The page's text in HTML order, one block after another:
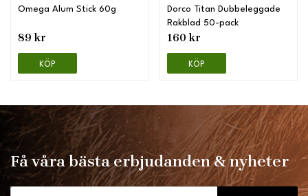
Omega Alum Stick 60g
89 kr
KÖP
Dorco Titan Dubbeleggade
Rakblad 50-pack
160 kr
KÖP
Få våra bästa erbjudanden & nyheter